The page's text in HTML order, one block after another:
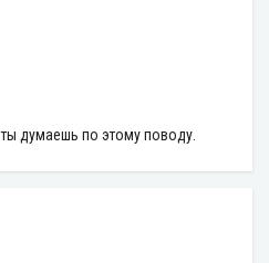
думаешь по этому поводу.